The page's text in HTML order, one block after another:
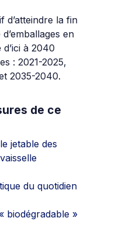
d’atteindre la fin
en
à 2040
: 2021-2025,
2035-2040.
de ce
jetable des
du quotidien
biodégradable »